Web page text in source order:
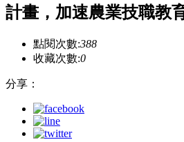
計畫，加速農業技職教
點閱次數:388
收藏次數:0
分享：